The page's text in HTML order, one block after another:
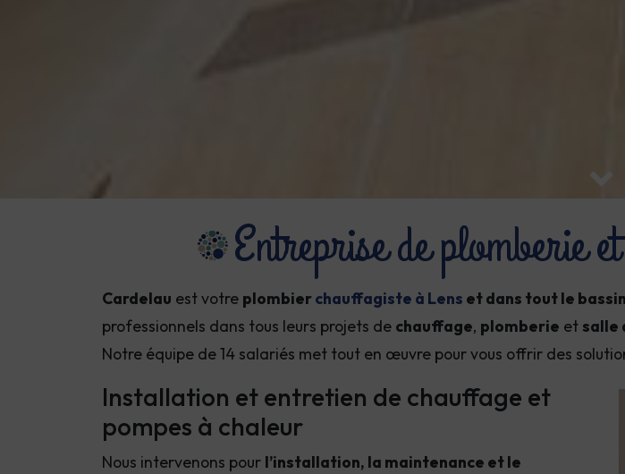
Entreprise de plomberie
Cardelau est votre plombierchauffagiste à Lens et dans tout le
professionnels dans tous leurs projets de chauffage, plomberie et salle
Notre équipe de 14 salariés met tout en œuvre pour vous offrir des
Installation et entretien de chauffage et
pompes à chaleur
Nous intervenons pour l’installation, la maintenance et le